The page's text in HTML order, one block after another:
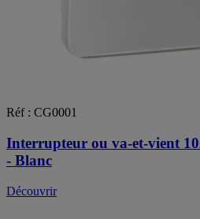
Réf : CG0001
Interrupteur ou va-et-vient
- Blanc
Découvrir